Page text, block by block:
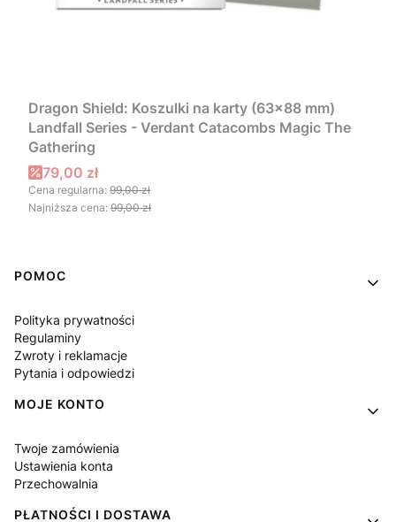
Dragon Shield: Koszulki na karty (63x88 mm)
Landfall Series - Verdant Catacombs Magic The
Gathering
Cena promocyjna
79,00 zł
Cena regularna: 99,00 zł
Najniższa cena: 99,00 zł
Linki w stopce
POMOC
Polityka prywatności
Regulaminy
Zwroty i reklamacje
Pytania i odpowiedzi
MOJE KONTO
Twoje zamówienia
Ustawienia konta
Przechowalnia
PŁATNOŚCI I DOSTAWA